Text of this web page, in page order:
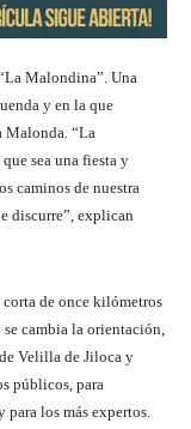
Malondina”. Una
y en la que
Malonda. “La
sea una fiesta y
caminos de nuestra
discurre”, explican
corta de once kilómetros
cambia la orientación,
Velilla de Jiloca y
públicos, para
los más expertos.